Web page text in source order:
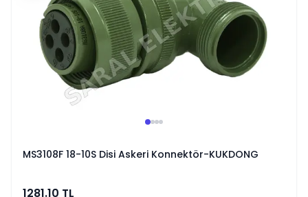
MS3108F 18-10S Disi Askeri Konnektör-KUKDONG
1281.10 TL